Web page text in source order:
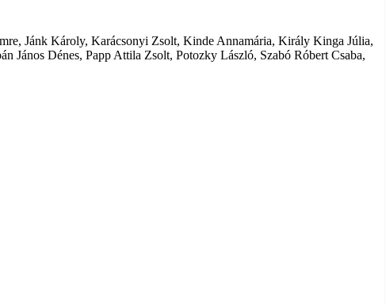
Jánk Károly, Karácsonyi Zsolt, Kinde Annamária, Király Kinga Júlia,
Dénes, Papp Attila Zsolt, Potozky László, Szabó Róbert Csaba,